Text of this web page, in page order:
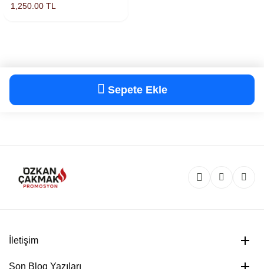
Sepete Ekle
1,250.00 TL
İletişim
Son Blog Yazıları